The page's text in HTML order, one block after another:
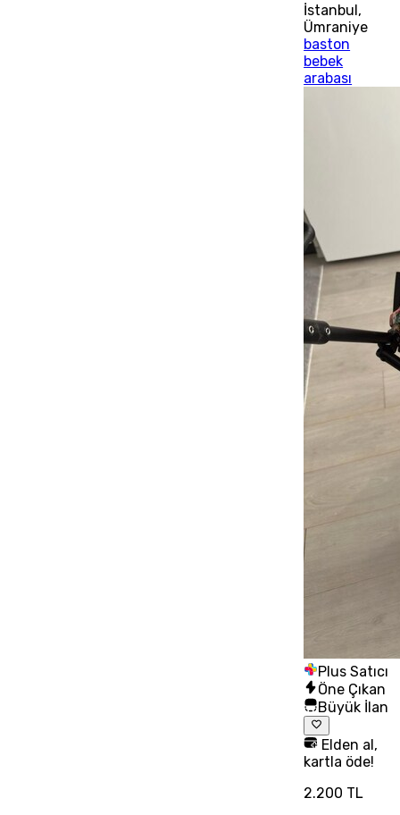
İstanbul,
Ümraniye
baston
bebek
arabası
Plus Satıcı
Öne Çıkan
Büyük İlan
Elden al,
kartla öde!
2.200 TL